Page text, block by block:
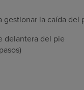
la caída
delantera del pie